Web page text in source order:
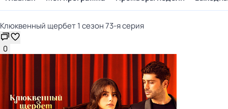
Клюквенный щербет 1 сезон 73-я серия
0